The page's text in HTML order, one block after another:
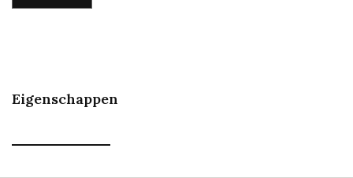
Eigenschappen